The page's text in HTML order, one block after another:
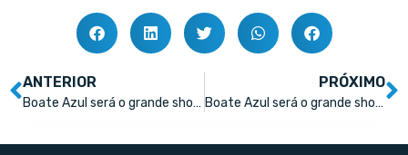
ANTERIOR
Boate Azul será o grande show de encerramento do Conexão Farma 2023
PRÓXIMO
Boate Azul será o grande show de encerramento do Conexão Farma 2023